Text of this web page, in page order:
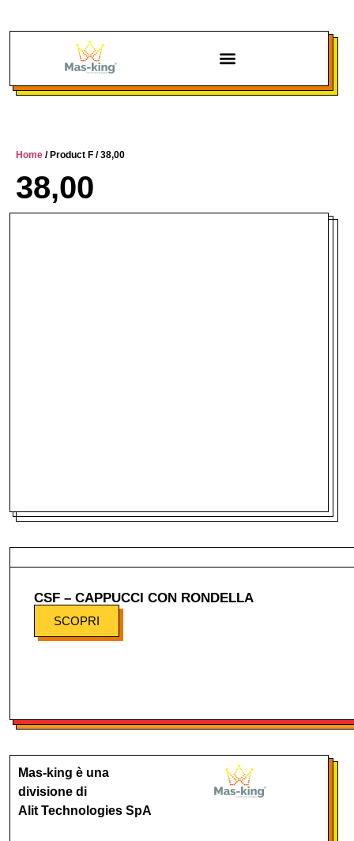
Home / Product F / 38,00
38,00
CSF – CAPPUCCI CON RONDELLA
SCOPRI
Mas-king è una
divisione di
Alit Technologies SpA